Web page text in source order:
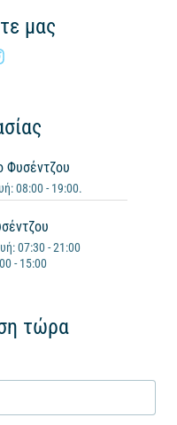
μας
Φυσέντζου
08:00 - 19:00.
07:30 - 21:00
- 15:00
τώρα